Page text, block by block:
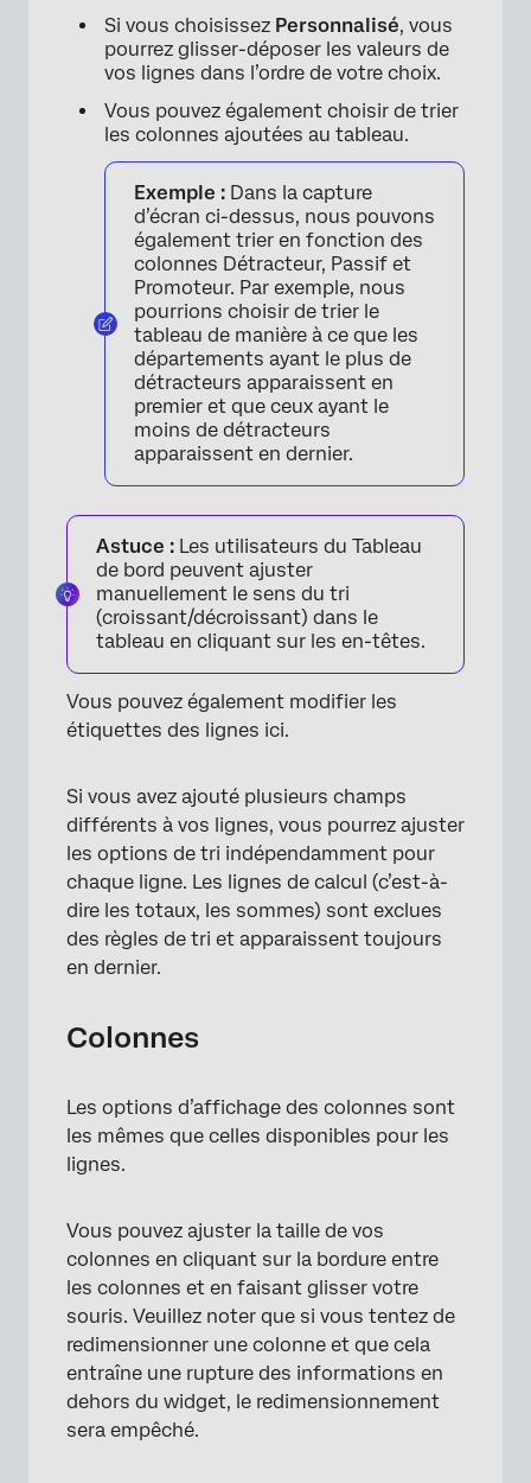
Si vous choisissez Personnalisé, vous
pourrez glisser-déposer les valeurs de
vos lignes dans l’ordre de votre choix.
Vous pouvez également choisir de trier
les colonnes ajoutées au tableau.
Exemple : Dans la capture
d’écran ci-dessus, nous pouvons
également trier en fonction des
colonnes Détracteur, Passif et
Promoteur. Par exemple, nous
pourrions choisir de trier le
tableau de manière à ce que les
départements ayant le plus de
détracteurs apparaissent en
premier et que ceux ayant le
moins de détracteurs
apparaissent en dernier.
Astuce : Les utilisateurs du Tableau
de bord peuvent ajuster
manuellement le sens du tri
(croissant/décroissant) dans le
tableau en cliquant sur les en-têtes.
Vous pouvez également modifier les
étiquettes des lignes ici.
Si vous avez ajouté plusieurs champs
différents à vos lignes, vous pourrez ajuster
les options de tri indépendamment pour
chaque ligne. Les lignes de calcul (c’est-à-
dire les totaux, les sommes) sont exclues
des règles de tri et apparaissent toujours
en dernier.
Colonnes
Les options d’affichage des colonnes sont
les mêmes que celles disponibles pour les
lignes.
Vous pouvez ajuster la taille de vos
colonnes en cliquant sur la bordure entre
les colonnes et en faisant glisser votre
souris. Veuillez noter que si vous tentez de
redimensionner une colonne et que cela
entraîne une rupture des informations en
dehors du widget, le redimensionnement
sera empêché.